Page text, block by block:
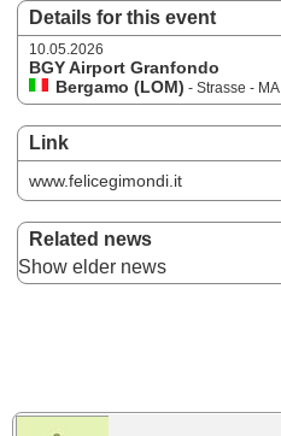
Details for this event
10.05.2026
BGY Airport Granfondo
Bergamo (LOM) - Strasse - MA
Link
www.felicegimondi.it
Related news
Show elder news